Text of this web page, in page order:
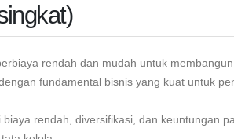
rendah dan mudah untuk
fundamental bisnis yang kuat untuk
rendah, diversifikasi, dan keuntungan